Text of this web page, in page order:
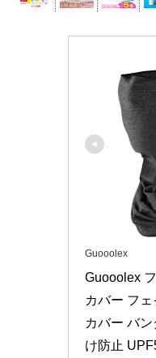
Guooolex
Guooolex
カバー フ
カバー バ
け防止